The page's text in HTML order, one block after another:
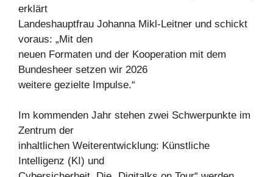
erklärt
Landeshauptfrau Johanna Mikl-Leitner und schickt
voraus: „Mit den
neuen Formaten und der Kooperation mit dem
Bundesheer setzen wir 2026
weitere gezielte Impulse.“
Im kommenden Jahr stehen zwei Schwerpunkte im
Zentrum der
inhaltlichen Weiterentwicklung: Künstliche
Intelligenz (KI) und